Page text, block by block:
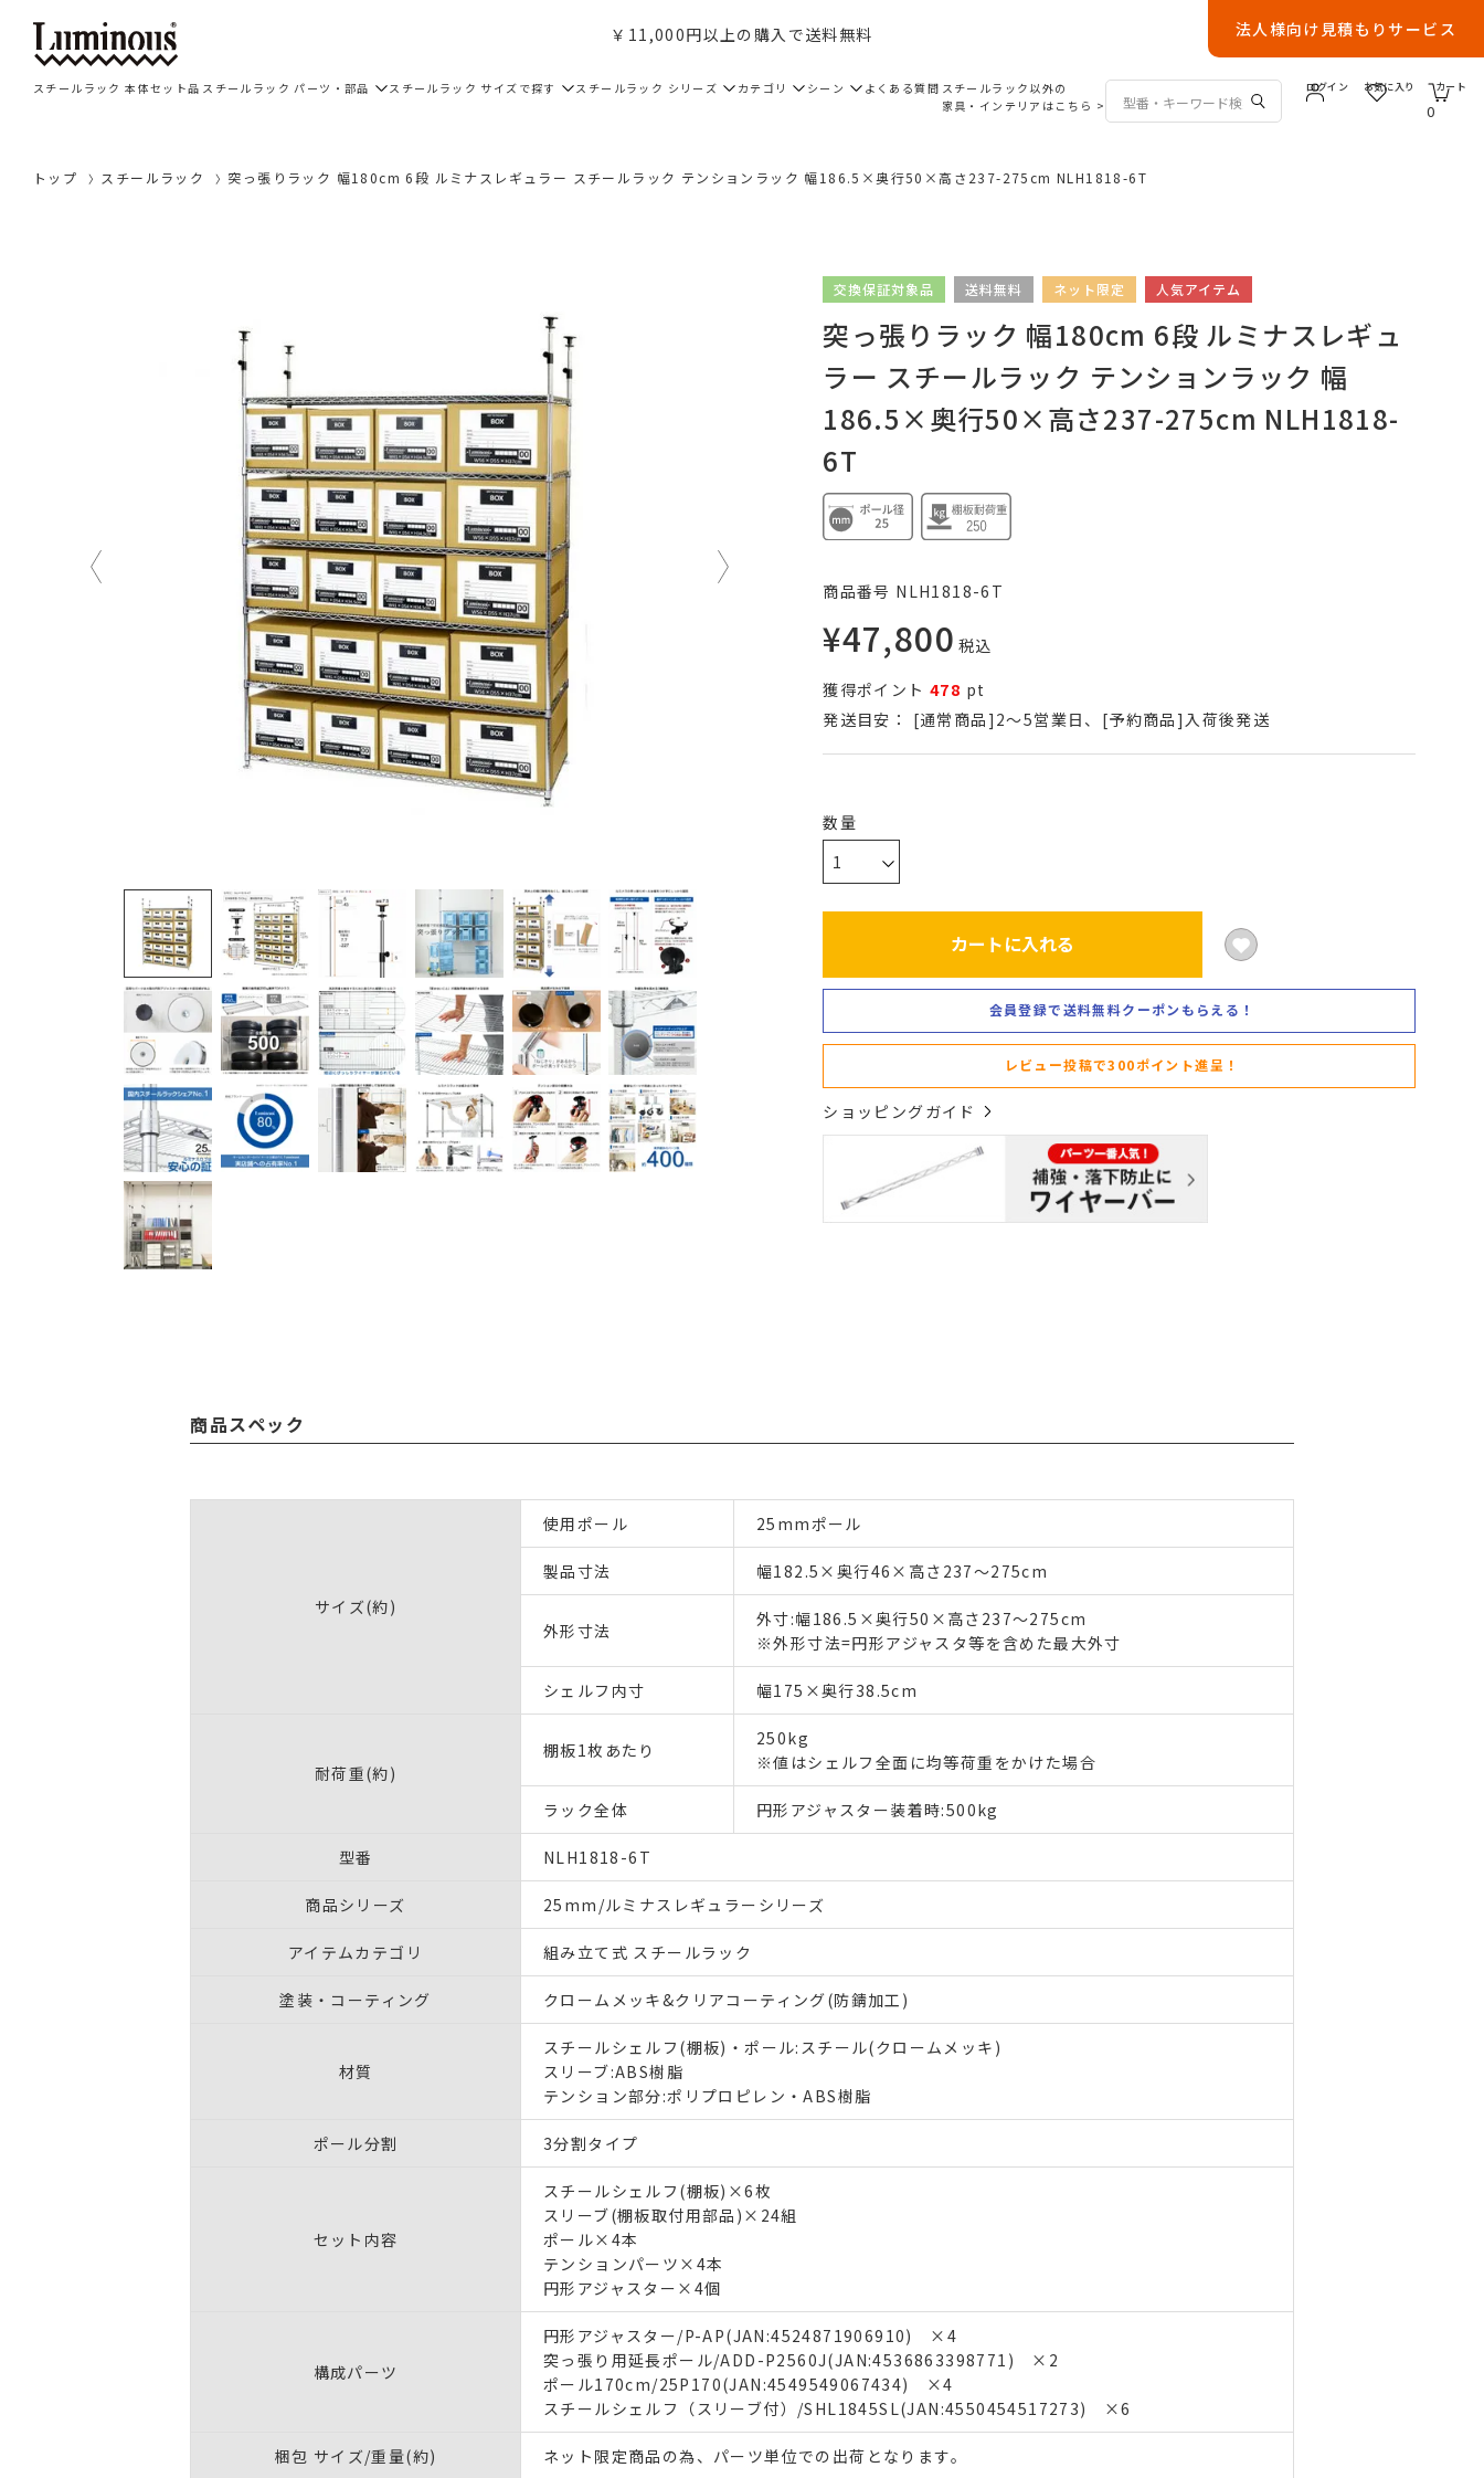
￥11,000円以上の購入で送料無料 法人様向け見積もりサービス
スチールラック 本体セット品 スチールラック パーツ・部品 スチールラック サイズで探す スチールラック シリーズ カテゴリ シーン よくある質問 スチールラック以外の
家具・インテリアはこちら >
ログイン お気に入り
0
カート
トップ スチールラック 突っ張りラック 幅180cm 6段 ルミナスレギュラー スチールラック テンションラック 幅186.5×奥行50×高さ237-275cm NLH1818-6T
交換保証対象品 送料無料 ネット限定 人気アイテム
突っ張りラック 幅180cm 6段 ルミナスレギュ
ラー スチールラック テンションラック 幅
186.5×奥行50×高さ237-275cm NLH1818-
6T
商品番号 NLH1818-6T
¥47,800 税込
獲得ポイント 478 pt
発送目安：
[通常商品]2～5営業日、[予約商品]入荷後発送
カートに入れる
会員登録で送料無料クーポンもらえる！
レビュー投稿で300ポイント進呈！
ショッピングガイド
商品スペック
サイズ(約)
使用ポール 25mmポール
製品寸法 幅182.5×奥行46×高さ237～275cm
外形寸法
外寸:幅186.5×奥行50×高さ237～275cm
※外形寸法=円形アジャスタ等を含めた最大外寸
シェルフ内寸 幅175×奥行38.5cm
耐荷重(約)
棚板1枚あたり
250kg
※値はシェルフ全面に均等荷重をかけた場合
ラック全体 円形アジャスター装着時:500kg
型番 NLH1818-6T
商品シリーズ 25mm/ルミナスレギュラーシリーズ
アイテムカテゴリ 組み立て式 スチールラック
塗装・コーティング クロームメッキ&クリアコーティング(防錆加工)
材質
スチールシェルフ(棚板)・ポール:スチール(クロームメッキ)
スリーブ:ABS樹脂
テンション部分:ポリプロピレン・ABS樹脂
ポール分割 3分割タイプ
セット内容
スチールシェルフ(棚板)×6枚
スリーブ(棚板取付用部品)×24組
ポール×4本
テンションパーツ×4本
円形アジャスター×4個
構成パーツ
円形アジャスター/P-AP(JAN:4524871906910) ×4
突っ張り用延長ポール/ADD-P2560J(JAN:4536863398771) ×2
ポール170cm/25P170(JAN:4549549067434) ×4
スチールシェルフ（スリーブ付）/SHL1845SL(JAN:4550454517273) ×6
梱包 サイズ/重量(約) ネット限定商品の為、パーツ単位での出荷となります。